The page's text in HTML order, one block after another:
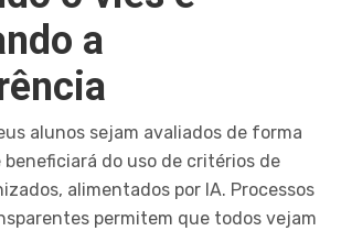
a
alunos sejam avaliados de forma
beneficiará do uso de critérios de
alimentados por IA. Processos
permitem que todos vejam